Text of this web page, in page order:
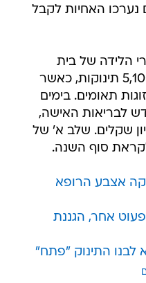
נערכו האחיות לקבל
הלידה של בית
החולים בנהריה למעלה מ-5,100 תינוקות, כאשר
בשנה החולפת נולדו בו 125 זוגות תאומים. בימים
לבריאות האישה,
נאמדת בכ-190 מיליון שקלים. שלב א' של
סוף השנה.
אצבע הרופא
פעוט אחר, הגננת
לבנו התינוק "פתח"